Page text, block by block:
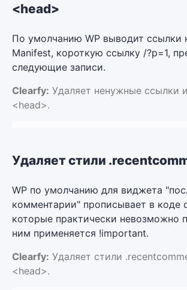
<head>
По умолчанию WP выводит ссылки
Manifest, короткую ссылку /?p=1,
следующие записи.
Clearfy: Удаляет ненужные ссылки
<head>.
Удаляет стили
WP по умолчанию для виджета
комментарии" прописывает в коде
которые практически невозможно
ним применяется !important.
Clearfy: Удаляет стили
<head>.